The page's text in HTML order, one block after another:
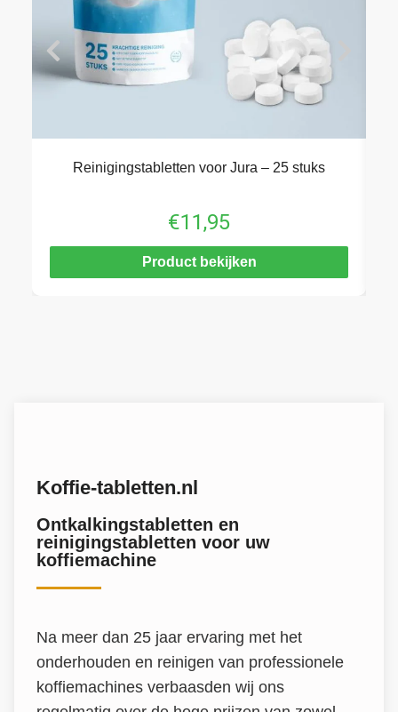
Reinigingstabletten voor Jura – 25 stuks
€11,95
Product bekijken
Koffie-tabletten.nl
Ontkalkingstabletten en
reinigingstabletten voor uw
koffiemachine
Na meer dan 25 jaar ervaring met het
onderhouden en reinigen van professionele
koffiemachines verbaasden wij ons